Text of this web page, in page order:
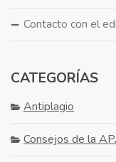
Contacto con el
CATEGORÍAS
Antiplagio
Consejos de la